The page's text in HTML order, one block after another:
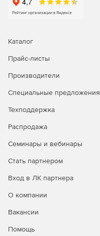
Каталог
Прайс-листы
Производители
Специальные предложения
Техподдержка
Распродажа
Семинары и вебинары
Стать партнером
Вход в ЛК партнера
О компании
Вакансии
Помощь